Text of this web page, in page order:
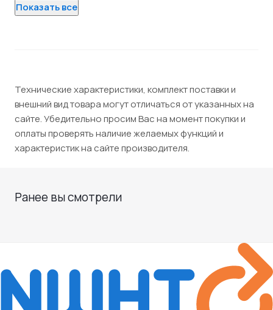
Показать все
Технические характеристики, комплект поставки и
внешний вид товара могут отличаться от указанных на
сайте. Убедительно просим Вас на момент покупки и
оплаты проверять наличие желаемых функций и
характеристик на сайте производителя.
Ранее вы смотрели